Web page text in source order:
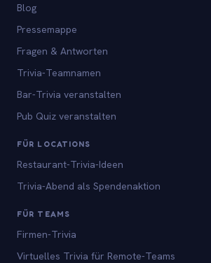
Blog
Pressemappe
Fragen & Antworten
Trivia-Teamnamen
Bar-Trivia veranstalten
Pub Quiz veranstalten
FÜR LOCATIONS
Restaurant-Trivia-Ideen
Trivia-Abend als Spendenaktion
FÜR TEAMS
Firmen-Trivia
Virtuelles Trivia für Remote-Teams